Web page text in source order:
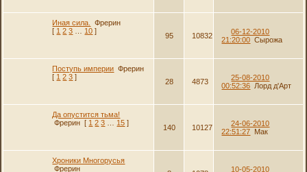
Иная сила.
Фрерин
[ 1 2 3 10 ]
95 10832
06-12-2010
21:20:00 Сырожа
Поступь империи Фрерин
[ 1 2 3 ]
28 4873
25-08-2010
00:52:36 Лорд д'Арт
Да опустится тьма!
Фрерин [ 1 2 3 15 ]
140 10127
24-06-2010
22:51:27 Мак
Хроники Многорусья
Фрерин
10-05-2010